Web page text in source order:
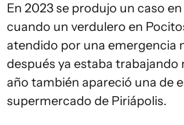
En 2023 se produjo un caso
cuando un verdulero en
atendido por una emergencia
después ya estaba trabajando
año también apareció una de
supermercado de Piriápolis.